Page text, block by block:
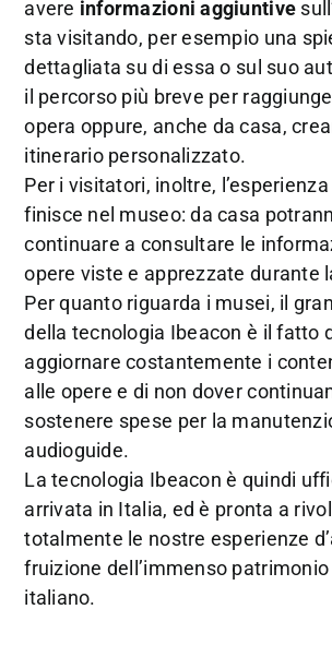
avere informazioni aggiuntive
sta visitando, per esempio una
dettagliata su di essa o sul suo
il percorso più breve per
opera oppure, anche da casa,
itinerario personalizzato.
Per i visitatori, inoltre,
finisce nel museo: da casa
continuare a consultare le
opere viste e apprezzate durante
Per quanto riguarda i musei, il
della tecnologia Ibeacon è il fatto
aggiornare costantemente i
alle opere e di non dover
sostenere spese per la
audioguide.
La tecnologia Ibeacon è quindi
arrivata in Italia, ed è pronta a
totalmente le nostre esperienze
fruizione dell’immenso
italiano.